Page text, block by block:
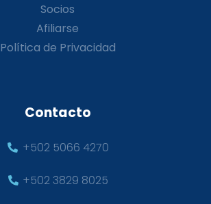
Socios
Afiliarse
Política de Privacidad
Contacto
+502 5066 4270
+502 3829 8025